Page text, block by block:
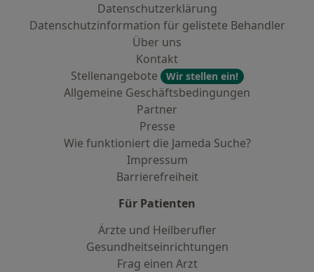
Datenschutzerklärung
Datenschutzinformation für gelistete Behandler
Über uns
Kontakt
Stellenangebote
Wir stellen ein!
Allgemeine Geschäftsbedingungen
Partner
Presse
Wie funktioniert die Jameda Suche?
Impressum
Barrierefreiheit
Für Patienten
Ärzte und Heilberufler
Gesundheitseinrichtungen
Frag einen Arzt